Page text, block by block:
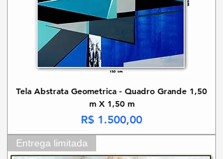
Tela Abstrata Geometrica - Quadro Grande 1,50
m X 1,50 m
Preço
R$ 1.500,00
Entrega limitada